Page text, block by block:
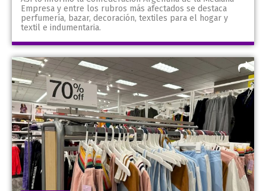
Empresa y entre los rubros más afectados se destaca
perfumería, bazar, decoración, textiles para el hogar y
textil e indumentaria.